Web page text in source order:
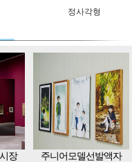
정사각형
장 주니어모델선발액자